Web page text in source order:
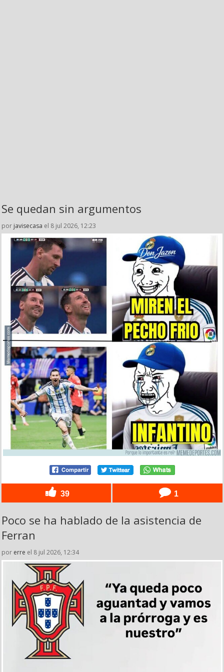
Se quedan sin argumentos
por javisecasa el 8 jul 2026, 12:23
39 1
Poco se ha hablado de la asistencia de
Ferran
por erre el 8 jul 2026, 12:34